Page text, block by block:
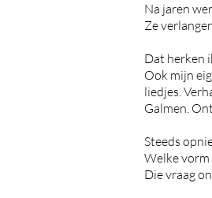
Na jaren
Ze
Dat herken
Ook mijn
liedjes.
Galmen.
Steeds
Welke vorm
Die vraag